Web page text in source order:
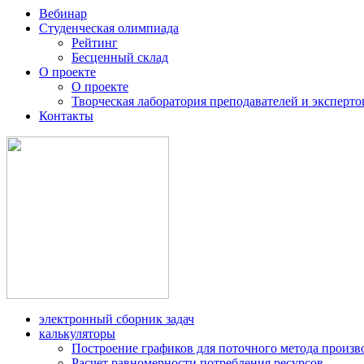
Вебинар
Студенческая олимпиада
Рейтинг
Бесценный склад
О проекте
О проекте
Творческая лаборатория преподавателей и
Контакты
электронный сборник задач
калькуляторы
Построение графиков для поточного метода